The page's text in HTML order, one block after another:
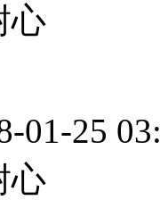
心
01-25
心